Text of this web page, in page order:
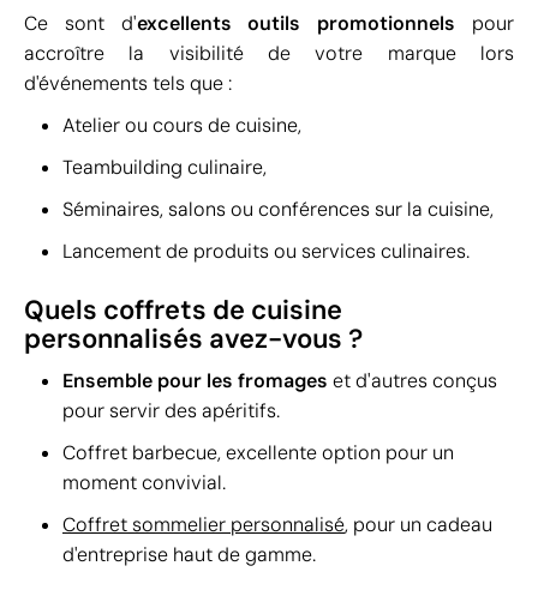
Ce sont d'excellents outils promotionnels pour
accroître la visibilité de votre marque lors
d'événements tels que :
Atelier ou cours de cuisine,
Teambuilding culinaire,
Séminaires, salons ou conférences sur la cuisine,
Lancement de produits ou services culinaires.
Quels coffrets de cuisine
personnalisés avez-vous ?
Ensemble pour les fromages et d'autres conçus
pour servir des apéritifs.
Coffret barbecue, excellente option pour un
moment convivial.
Coffret sommelier personnalisé, pour un cadeau
d'entreprise haut de gamme.